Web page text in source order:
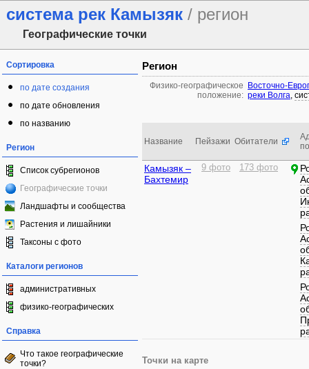
система рек Камызяк / регион
Географические точки
Сортировка
по дате создания
по дате обновления
по названию
Регион
Список субрегионов
Географические точки
Ландшафты и сообщества
Растения и лишайники
Таксоны с фото
Каталоги регионов
административных
физико-географических
Справка
Что такое географические
точки?
Регион
Физико-географическое
положение:
Восточно-
реки Волга,
Название Пейзажи Обитатели
Камызяк –
Бахтемир
9 фото 173 фото
Точки на карте